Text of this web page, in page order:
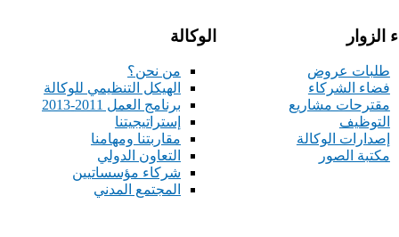
الوكالة
من نحن؟
الهيكل التنظيمي للوكالة
برنامج العمل 2011-2013
إستراتيجيتنا
مقاربتنا ومهامنا
التعاون الدولي
شركاء مؤسساتيين
المجتمع المدني
الزوار
طلبات عروض
فضاء الشركاء
مقترحات مشاريع
التوظيف
إصدارات الوكالة
مكتبة الصور